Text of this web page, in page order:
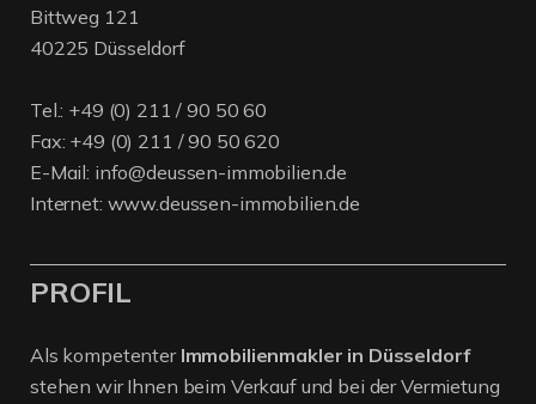
Bittweg 121
40225 Düsseldorf
Tel.: +49 (0) 211 / 90 50 60
Fax: +49 (0) 211 / 90 50 620
E-Mail: info@deussen-immobilien.de
Internet: www.deussen-immobilien.de
PROFIL
Als kompetenter Immobilienmakler in Düsseldorf
stehen wir Ihnen beim Verkauf und bei der Vermietung